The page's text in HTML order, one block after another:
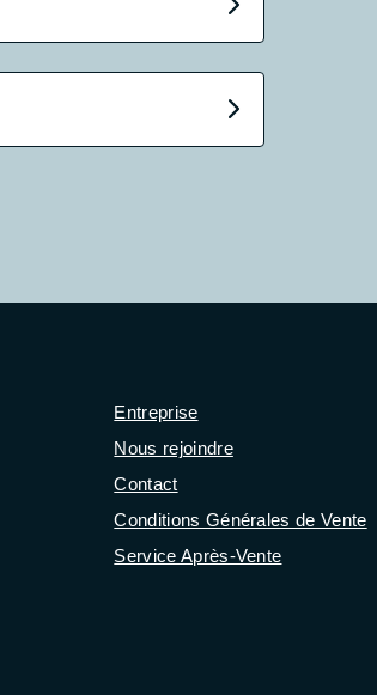
Entreprise
Nous rejoindre
Contact
Conditions Générales de Vente
Service Après-Vente